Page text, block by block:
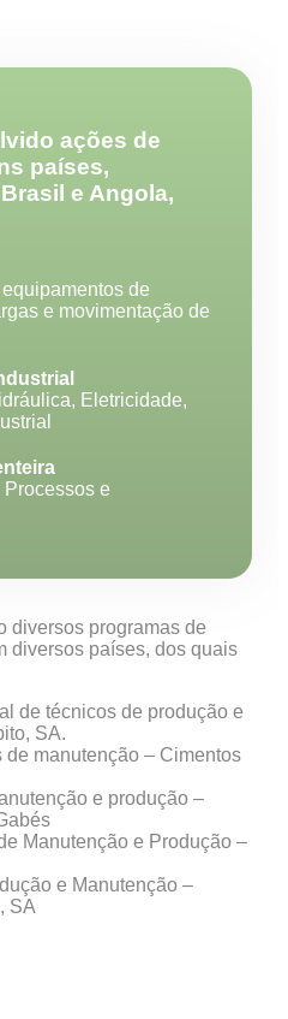
ações de
países,
e Angola,
de
e movimentação de
Eletricidade,
Processos e
diversos programas de
diversos países, dos quais
de técnicos de produção e
SA.
manutenção – Cimentos
e produção –
Manutenção e Produção –
e Manutenção –
SA